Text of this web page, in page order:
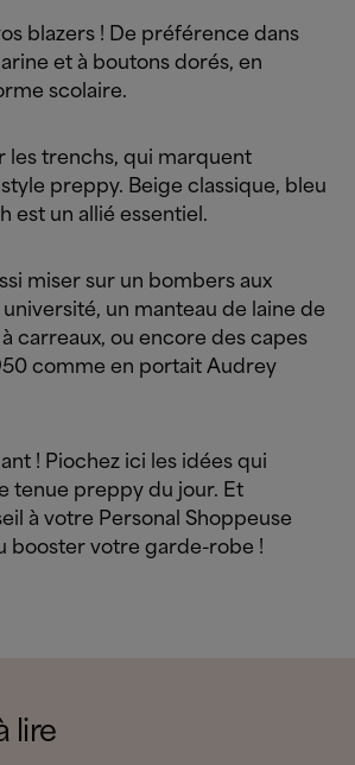
blazers ! De préférence dans
et à boutons dorés, en
scolaire.
les trenchs, qui marquent
preppy. Beige classique, bleu
est un allié essentiel.
miser sur un bombers aux
un manteau de laine de
carreaux, ou encore des capes
comme en portait Audrey
! Piochez ici les idées qui
tenue preppy du jour. Et
à votre Personal Shoppeuse
booster votre garde-robe !
lire